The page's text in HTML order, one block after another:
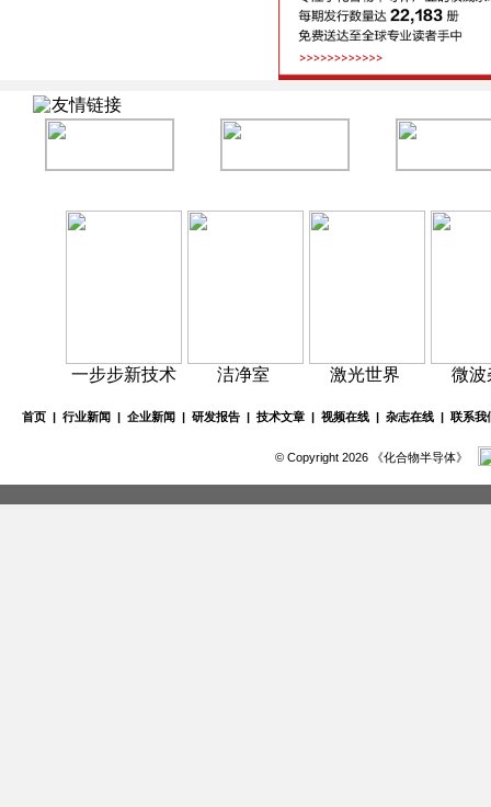
友情链接
一步步新技术 洁净室 激光世界 微波
首页 | 行业新闻 | 企业新闻 | 研发报告 | 技术文章 | 视频在线 | 杂志在线 | 联系我
© Copyright 2026 《化合物半导体》